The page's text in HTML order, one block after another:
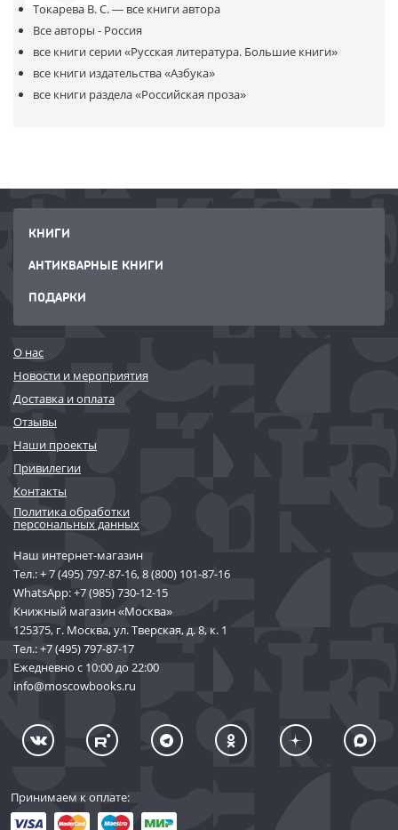
Токарева В. С. — все книги автора
Все авторы - Россия
все книги серии«Русская литература. Большие книги»
все книги издательства«Азбука»
все книги раздела«Российская проза»
КНИГИ
АНТИКВАРНЫЕ КНИГИ
ПОДАРКИ
О нас
Новости и мероприятия
Доставка и оплата
Отзывы
Наши проекты
Привилегии
Контакты
Политика обработки
персональных данных
Наш интернет-магазин
Тел.:+ 7 (495) 797-87-16,8 (800) 101-87-16
WhatsApp:+7 (985) 730-12-15
Книжный магазин «Москва»
125375, г. Москва, ул. Тверская, д. 8, к. 1
Тел.:+7 (495) 797-87-17
Ежедневно с 10:00 до 22:00
info@moscowbooks.ru
Принимаем к оплате: